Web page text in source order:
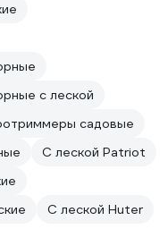
с леской
садовые
С леской Patriot
С леской Huter